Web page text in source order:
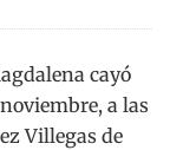
cayó
a las
Villegas de